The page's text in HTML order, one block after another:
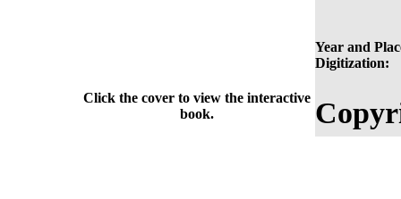
Year and
Digitization:
Click the cover to view the interactive
book.